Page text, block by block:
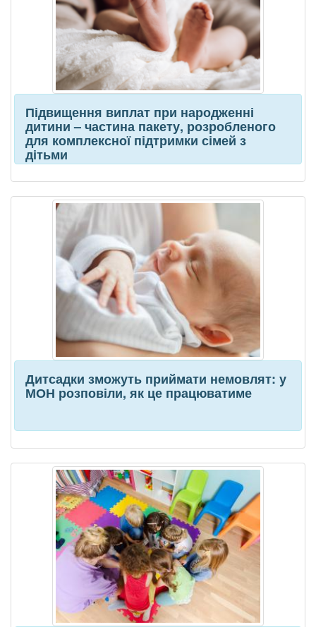
Підвищення виплат при народженні
дитини – частина пакету, розробленого
для комплексної підтримки сімей з
дітьми
Дитсадки зможуть приймати немовлят: у
МОН розповіли, як це працюватиме